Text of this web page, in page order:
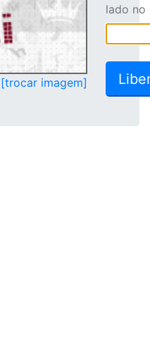
[trocar imagem]
lado no